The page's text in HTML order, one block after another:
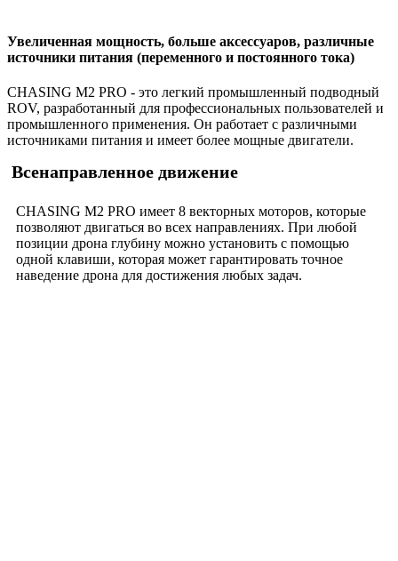
Увеличенная мощность, больше аксессуаров, различные
источники питания (переменного и постоянного тока)
CHASING M2 PRO - это легкий промышленный подводный
ROV, разработанный для профессиональных пользователей и
промышленного применения. Он работает с различными
источниками питания и имеет более мощные двигатели.
Всенаправленное движение
CHASING M2 PRO имеет 8 векторных моторов, которые
позволяют двигаться во всех направлениях. При любой
позиции дрона глубину можно установить с помощью
одной клавиши, которая может гарантировать точное
наведение дрона для достижения любых задач.